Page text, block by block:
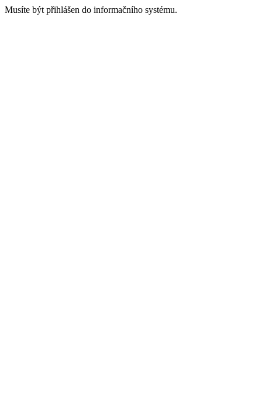
Musíte být přihlášen do informačního systému.